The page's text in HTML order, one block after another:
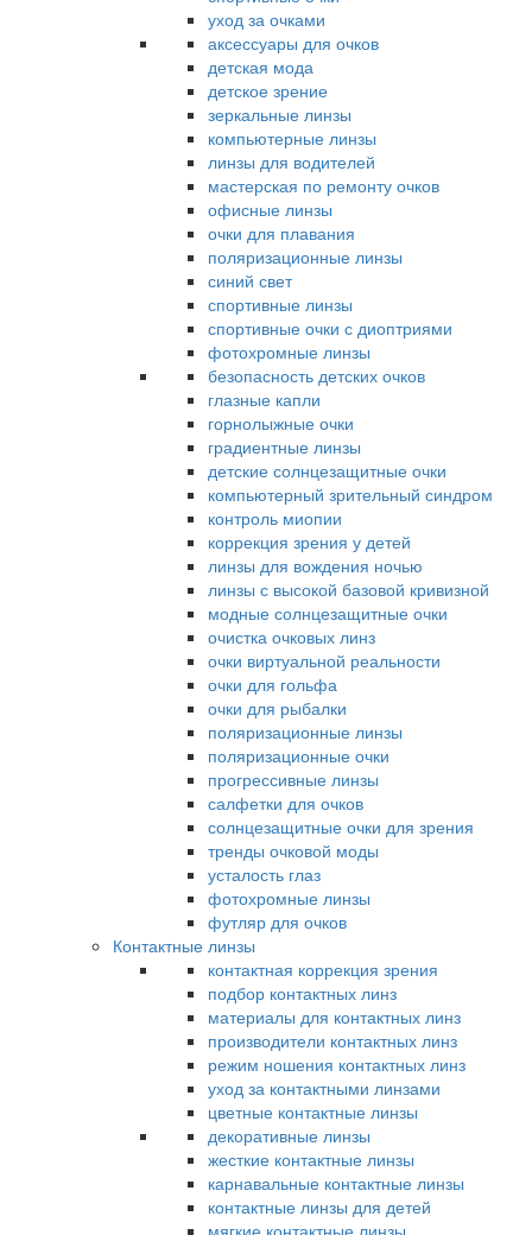
уход за очками
аксессуары для очков
детская мода
детское зрение
зеркальные линзы
компьютерные линзы
линзы для водителей
мастерская по ремонту очков
офисные линзы
очки для плавания
поляризационные линзы
синий свет
спортивные линзы
спортивные очки с диоптриями
фотохромные линзы
безопасность детских очков
глазные капли
горнолыжные очки
градиентные линзы
детские солнцезащитные очки
компьютерный зрительный синдром
контроль миопии
коррекция зрения у детей
линзы для вождения ночью
линзы с высокой базовой кривизной
модные солнцезащитные очки
очистка очковых линз
очки виртуальной реальности
очки для гольфа
очки для рыбалки
поляризационные линзы
поляризационные очки
прогрессивные линзы
салфетки для очков
солнцезащитные очки для зрения
тренды очковой моды
усталость глаз
фотохромные линзы
футляр для очков
Контактные линзы
контактная коррекция зрения
подбор контактных линз
материалы для контактных линз
производители контактных линз
режим ношения контактных линз
уход за контактными линзами
цветные контактные линзы
декоративные линзы
жесткие контактные линзы
карнавальные контактные линзы
контактные линзы для детей